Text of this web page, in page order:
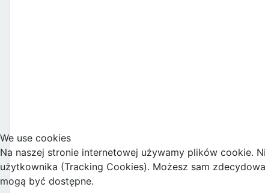
We use cookies
Na naszej stronie internetowej używamy plików cookie.
użytkownika (Tracking Cookies). Możesz sam
mogą być dostępne.